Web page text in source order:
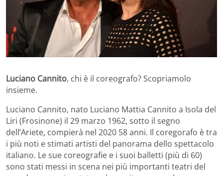
Luciano Cannito, chi è il coreografo? Scopriamolo
insieme.
Luciano Cannito, nato Luciano Mattia Cannito a Isola del
Liri (Frosinone) il 29 marzo 1962, sotto il segno
dell’Ariete, compierà nel 2020 58 anni. Il coregorafo è tra
i più noti e stimati artisti del panorama dello spettacolo
italiano. Le sue coreografie e i suoi balletti (più di 60)
sono stati messi in scena nei più importanti teatri del